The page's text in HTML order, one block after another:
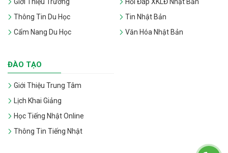
Thông Tin Du Học
Cẩm Nang Du Học
Tin Nhật Bản
Văn Hóa Nhật Bản
ĐÀO TẠO
Giới Thiệu Trung Tâm
Lịch Khai Giảng
Học Tiếng Nhật Online
Thông Tin Tiếng Nhật